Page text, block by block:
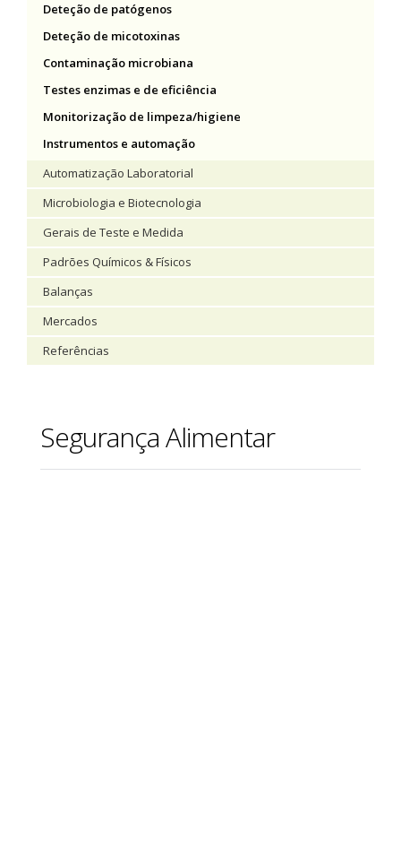
Deteção de patógenos
Deteção de micotoxinas
Contaminação microbiana
Testes enzimas e de eficiência
Monitorização de limpeza/higiene
Instrumentos e automação
Automatização Laboratorial
Microbiologia e Biotecnologia
Gerais de Teste e Medida
Padrões Químicos & Físicos
Balanças
Mercados
Referências
Segurança Alimentar